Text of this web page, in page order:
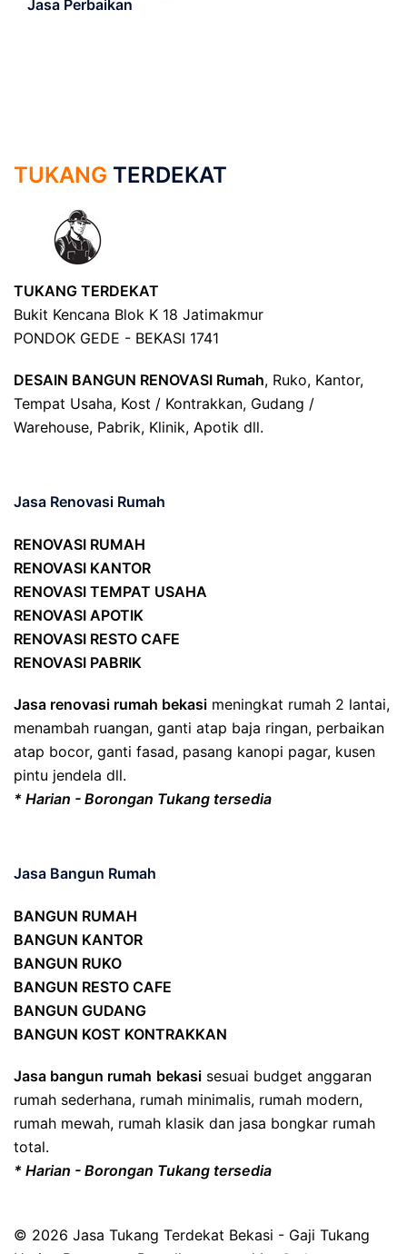
Jasa Perbaikan
TUKANG TERDEKAT
TUKANG TERDEKAT
Bukit Kencana Blok K 18 Jatimakmur
PONDOK GEDE - BEKASI 1741
DESAIN BANGUN RENOVASI Rumah, Ruko, Kantor,
Tempat Usaha, Kost / Kontrakkan, Gudang /
Warehouse, Pabrik, Klinik, Apotik dll.
Jasa Renovasi Rumah
RENOVASI RUMAH
RENOVASI KANTOR
RENOVASI TEMPAT USAHA
RENOVASI APOTIK
RENOVASI RESTO CAFE
RENOVASI PABRIK
Jasa renovasi rumah bekasi meningkat rumah 2 lantai,
menambah ruangan, ganti atap baja ringan, perbaikan
atap bocor, ganti fasad, pasang kanopi pagar, kusen
pintu jendela dll.
* Harian - Borongan Tukang tersedia
Jasa Bangun Rumah
BANGUN RUMAH
BANGUN KANTOR
BANGUN RUKO
BANGUN RESTO CAFE
BANGUN GUDANG
BANGUN KOST KONTRAKKAN
Jasa bangun rumah bekasi sesuai budget anggaran
rumah sederhana, rumah minimalis, rumah modern,
rumah mewah, rumah klasik dan jasa bongkar rumah
total.
* Harian - Borongan Tukang tersedia
© 2026 Jasa Tukang Terdekat Bekasi - Gaji Tukang